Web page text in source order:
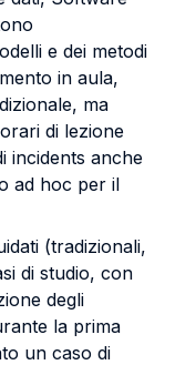
e dei metodi
in aula,
ma
di lezione
incidents anche
ad hoc per il
(tradizionali,
di studio, con
degli
la prima
un caso di